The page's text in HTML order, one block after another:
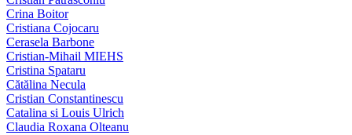
Crina Boitor
Cristiana Cojocaru
Cerasela Barbone
Cristian-Mihail MIEHS
Cristina Spataru
Cătălina Necula
Cristian Constantinescu
Catalina si Louis Ulrich
Claudia Roxana Olteanu